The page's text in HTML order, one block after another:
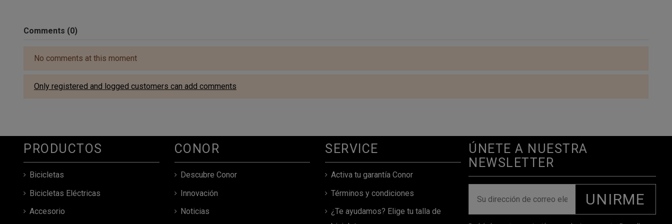
Comments (0)
No comments at this moment
Only registered and logged customers can add comments
PRODUCTOS
Bicicletas
Bicicletas Eléctricas
Accesorio
CONOR
Descubre Conor
Innovación
Noticias
SERVICE
Activa tu garantía Conor
Términos y condiciones
¿Te ayudamos? Elige tu talla de
ÚNETE A NUESTRA
NEWSLETTER
UNIRME